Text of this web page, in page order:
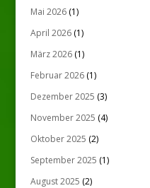
Mai 2026(1)
April 2026(1)
März 2026(1)
Februar 2026(1)
Dezember 2025 (3)
November 2025 (4)
Oktober 2025 (2)
September 2025 (1)
August 2025 (2)